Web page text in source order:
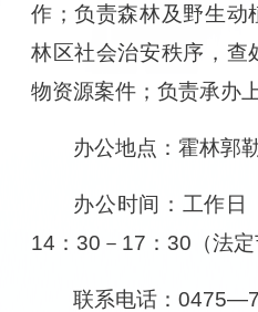
作；负责森林及野生动
林区社会治安秩序，查
物资源案件；负责承办
办公地点：霍林郭
办公时间：工作
14：30－17：30（法定
联系电话：